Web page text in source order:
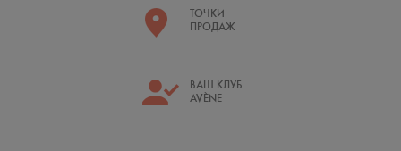
ТОЧКИ
ПРОДАЖ
ВАШ КЛУБ
AVÈNE